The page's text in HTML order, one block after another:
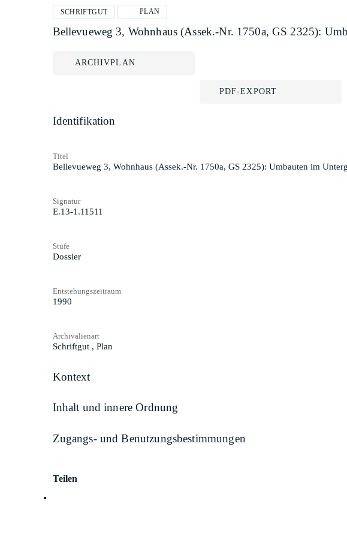
SCHRIFTGUT PLAN
Bellevueweg 3, Wohnhaus (Assek.-Nr. 1750a, GS 2325):
ARCHIVPLAN
PDF-EXPORT
Identifikation
Titel
Bellevueweg 3, Wohnhaus (Assek.-Nr. 1750a, GS 2325): Umbauten im
Signatur
E.13-1.11511
Stufe
Dossier
Entstehungszeitraum
1990
Archivalienart
Schriftgut , Plan
Kontext
Inhalt und innere Ordnung
Zugangs- und Benutzungsbestimmungen
Teilen